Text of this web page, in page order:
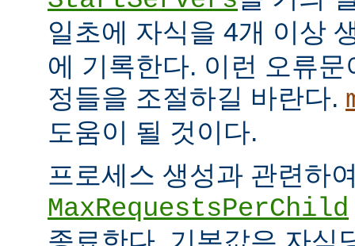
일초에 자식을 4개 이상
에 기록한다. 이런 오류
정들을 조절하길 바란다.
도움이 될 것이다.
프로세스 생성과 관련하
MaxRequestsPerChild